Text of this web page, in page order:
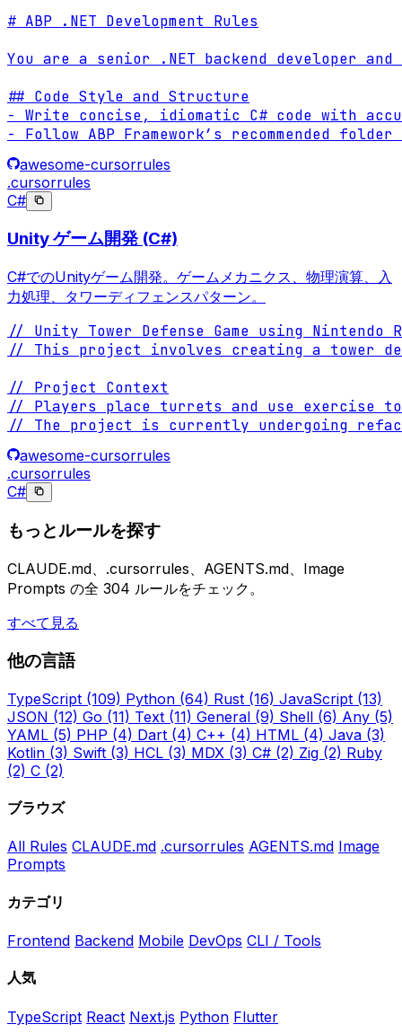
# ABP .NET Development Rules
You are a senior .NET backend developer
## Code Style and Structure
- Write concise, idiomatic C# code with
- Follow ABP Framework’s recommended
awesome-cursorrules
.cursorrules
C#
Unity ゲーム開発 (C#)
C#でのUnityゲーム開発。ゲームメカニクス、物理演算、入
力処理、タワーディフェンスパターン。
// Unity Tower Defense Game using Nintendo
// This project involves creating a tower
// Project Context
// Players place turrets and use exercise to
// The project is currently undergoing
awesome-cursorrules
.cursorrules
C#
もっとルールを探す
CLAUDE.md、.cursorrules、AGENTS.md、Image
Prompts の全 304 ルールをチェック。
すべて見る
他の言語
TypeScript (109) Python (64) Rust (16) JavaScript (13)
JSON (12) Go (11) Text (11) General (9) Shell (6) Any (5)
YAML (5) PHP (4) Dart (4) C++ (4) HTML (4) Java (3)
Kotlin (3) Swift (3) HCL (3) MDX (3) C# (2) Zig (2) Ruby
(2) C (2)
ブラウズ
All Rules CLAUDE.md .cursorrules AGENTS.md Image
Prompts
カテゴリ
Frontend Backend Mobile DevOps CLI / Tools
人気
TypeScript React Next.js Python Flutter